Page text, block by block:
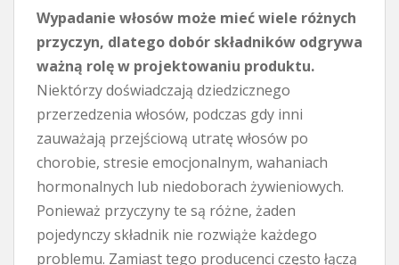
Wypadanie włosów może mieć wiele różnych
przyczyn, dlatego dobór składników odgrywa
ważną rolę w projektowaniu produktu.
Niektórzy doświadczają dziedzicznego
przerzedzenia włosów, podczas gdy inni
zauważają przejściową utratę włosów po
chorobie, stresie emocjonalnym, wahaniach
hormonalnych lub niedoborach żywieniowych.
Ponieważ przyczyny te są różne, żaden
pojedynczy składnik nie rozwiąże każdego
problemu. Zamiast tego producenci często łączą